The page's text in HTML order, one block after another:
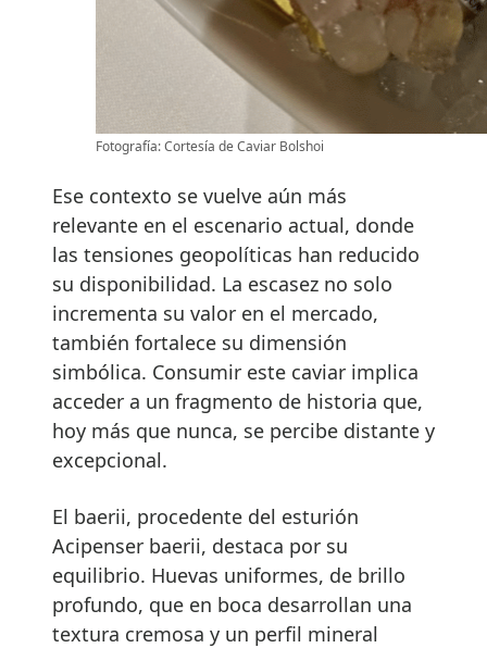
Fotografía: Cortesía de Caviar Bolshoi
Ese contexto se vuelve aún más
relevante en el escenario actual, donde
las tensiones geopolíticas han reducido
su disponibilidad. La escasez no solo
incrementa su valor en el mercado,
también fortalece su dimensión
simbólica. Consumir este caviar implica
acceder a un fragmento de historia que,
hoy más que nunca, se percibe distante y
excepcional.
El baerii, procedente del esturión
Acipenser baerii, destaca por su
equilibrio. Huevas uniformes, de brillo
profundo, que en boca desarrollan una
textura cremosa y un perfil mineral